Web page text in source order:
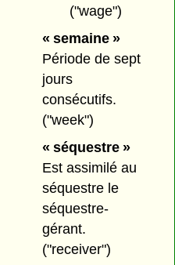
("wage")
« semaine »
Période de sept
jours
consécutifs.
("week")
« séquestre »
Est assimilé au
séquestre le
séquestre-
gérant.
("receiver")